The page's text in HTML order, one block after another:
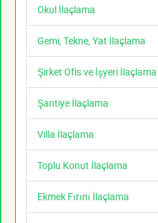
Okul İlaçlama
Gemi, Tekne, Yat İlaçlama
Şirket Ofis ve İşyeri İlaçlama
Şantiye İlaçlama
Villa İlaçlama
Toplu Konut İlaçlama
Ekmek Fırını İlaçlama